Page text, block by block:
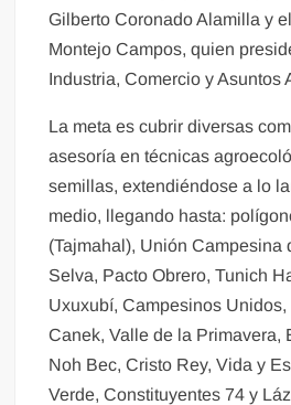
Gilberto Coronado Alamilla y
Montejo Campos, quien
Industria, Comercio y Asuntos
La meta es cubrir diversas
asesoría en técnicas
semillas, extendiéndose a lo
medio, llegando hasta:
(Tajmahal), Unión Campesina
Selva, Pacto Obrero, Tunich
Uxuxubí, Campesinos
Canek, Valle de la Primavera,
Noh Bec, Cristo Rey, Vida y
Verde, Constituyentes 74 y